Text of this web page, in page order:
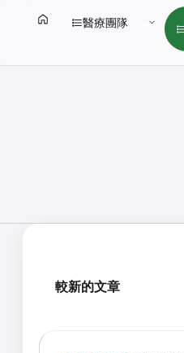
醫療團隊
較新的文章